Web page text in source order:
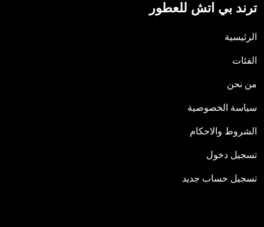
ترند بي اتش للعطور
الرئيسية
الفئات
من نحن
سياسة الخصوصية
الشروط والاحكام
تسجيل دخول
تسجيل حساب جديد